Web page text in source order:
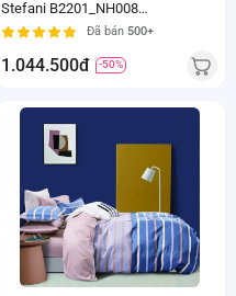
Stefani B2201_NH008
(180x200+25cm)Đã bán 500+
1.044.500đ -50%